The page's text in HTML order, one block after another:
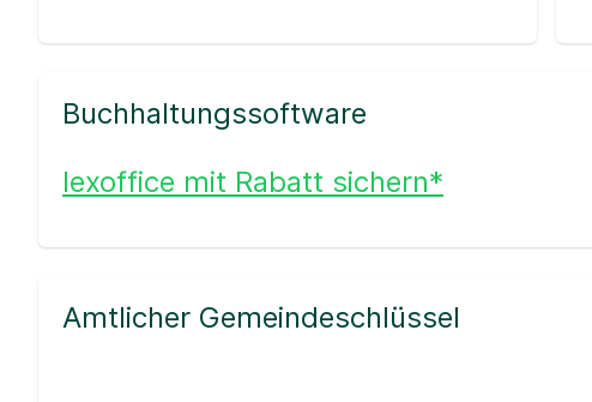
Buchhaltungssoftware
lexoffice mit Rabatt sichern*
Amtlicher Gemeindeschlüssel